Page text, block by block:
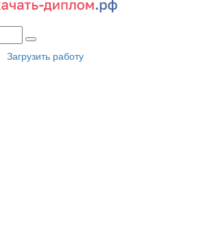
Загрузить работу